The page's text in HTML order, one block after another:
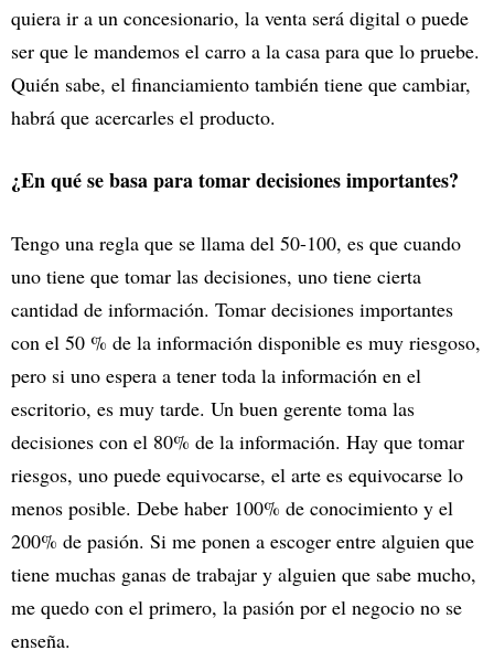
quiera ir a un concesionario, la venta será digital o puede
ser que le mandemos el carro a la casa para que lo pruebe.
Quién sabe, el financiamiento también tiene que cambiar,
habrá que acercarles el producto.
¿En qué se basa para tomar decisiones importantes?
Tengo una regla que se llama del 50-100, es que cuando
uno tiene que tomar las decisiones, uno tiene cierta
cantidad de información. Tomar decisiones importantes
con el 50 % de la información disponible es muy riesgoso,
pero si uno espera a tener toda la información en el
escritorio, es muy tarde. Un buen gerente toma las
decisiones con el 80% de la información. Hay que tomar
riesgos, uno puede equivocarse, el arte es equivocarse lo
menos posible. Debe haber 100% de conocimiento y el
200% de pasión. Si me ponen a escoger entre alguien que
tiene muchas ganas de trabajar y alguien que sabe mucho,
me quedo con el primero, la pasión por el negocio no se
enseña.